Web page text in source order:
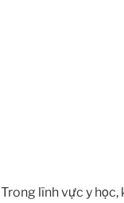
Trong lĩnh vực y